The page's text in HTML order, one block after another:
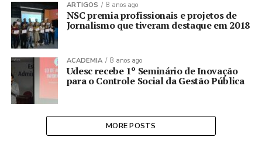
ARTIGOS 8 anos ago
NSC premia profissionais e projetos de
Jornalismo que tiveram destaque em 2018
ACADEMIA 8 anos ago
Udesc recebe 1º Seminário de Inovação
para o Controle Social da Gestão Pública
MORE POSTS